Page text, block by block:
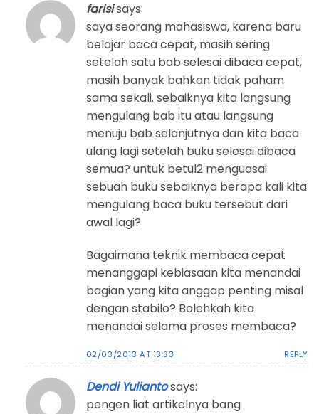
farisisays:
saya seorang mahasiswa, karena baru
belajar baca cepat, masih sering
setelah satu bab selesai dibaca cepat,
masih banyak bahkan tidak paham
sama sekali. sebaiknya kita langsung
mengulang bab itu atau langsung
menuju bab selanjutnya dan kita baca
ulang lagi setelah buku selesai dibaca
semua? untuk betul2 menguasai
sebuah buku sebaiknya berapa kali kita
mengulang baca buku tersebut dari
awal lagi?
Bagaimana teknik membaca cepat
menanggapi kebiasaan kita menandai
bagian yang kita anggap penting misal
dengan stabilo? Bolehkah kita
menandai selama proses membaca?
02/03/2013 AT 13:33 REPLY
Dendi Yuliantosays:
pengen liat artikelnya bang